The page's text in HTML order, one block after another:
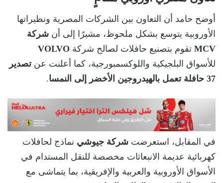
أوضح حامد أن التعاون بين الشركات المصرية ونظيراتها
الأوروبية يتوسع بشكل ملحوظ، مشيرًا إلى أن شركة
MCV تقوم بتصنيع حافلات لصالح شركة VOLVO
للأسواق البلجيكية واللوكسمبورجية، كما أعلنت عنتصدير
37 حافلة تعمل بالهيدروجين الأخضر إلى النمسا
.
في المقابل، استعرضت شركة جيوشي نماذج لحافلات
كهربائية عديمة الانبعاثات مخصصة للنقل المستدام في
الأسواق الأوروبية والعربية والإفريقية، بما يتماشى مع